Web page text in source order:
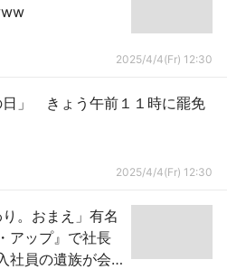
2025/4/4(Fr) 12:30
日」 きょう午前１１時に罷免
2025/4/4(Fr) 12:30
。おまえ」有名
アップ』で社長
社員の遺族が会